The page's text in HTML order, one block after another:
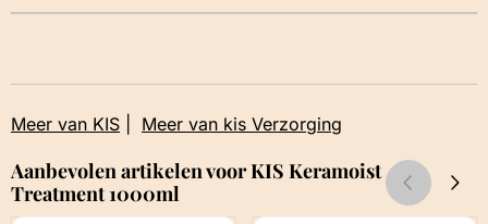
Meer van KIS Meer van kis Verzorging
Aanbevolen artikelen voorKIS Keramoist
Treatment 1000ml